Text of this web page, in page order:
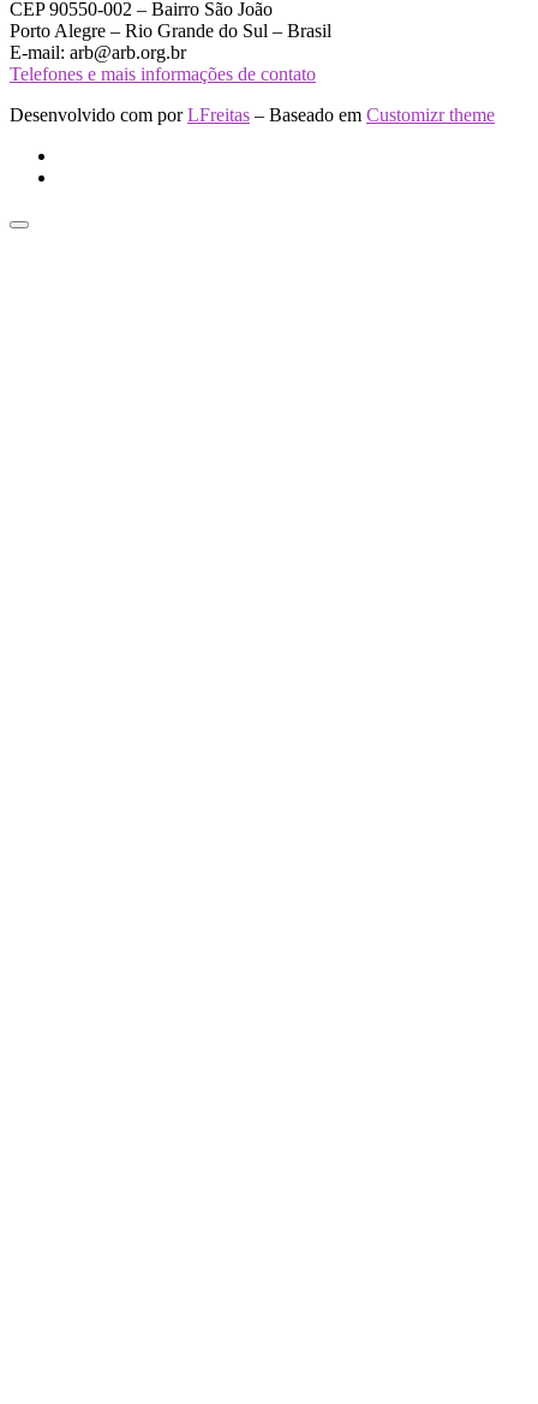
CEP 90550-002 – Bairro São João
Porto Alegre – Rio Grande do Sul – Brasil
E-mail: arb@arb.org.br
Telefones e mais informações de contato
Desenvolvido com porLFreitas – Baseado em Customizr theme